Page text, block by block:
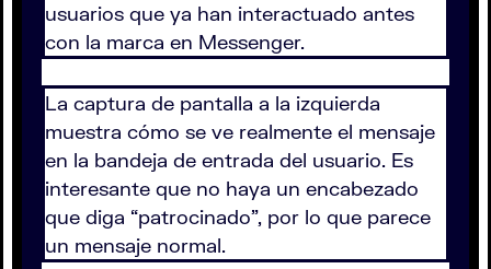
usuarios que ya han interactuado antes
con la marca en Messenger.
La captura de pantalla a la izquierda
muestra cómo se ve realmente el mensaje
en la bandeja de entrada del usuario. Es
interesante que no haya un encabezado
que diga “patrocinado”, por lo que parece
un mensaje normal.